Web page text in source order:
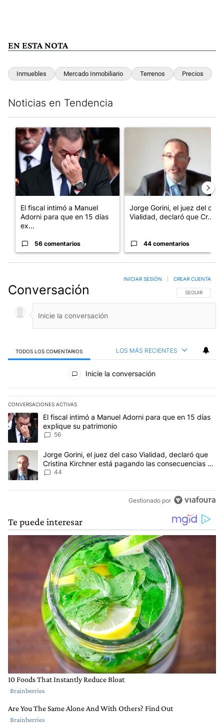
EN ESTA NOTA
Inmuebles Mercado Inmobiliario Terrenos Precios
Noticias en Tendencia
Un artículo de tendencia con el título "El fiscal intimó a
El fiscal intimó a Manuel
Adorni para que en 15 días
ex...
56 comentarios
Jorge Gorini, el juez del caso
Vialidad, declaró que Cr...
44 comentarios
Conversación SIGA ESTA
SEGUIR
INICIAR SESIÓN CREAR CUENTA
TODOS LOS COMENTARIOS LOS MÁS RECIENTES
Todos los comentarios
Inicie la conversación
CONVERSACIONES ACTIVAS
Este listado muestra los artículos con más comentarios en los
Un artículo de tendencia con el título "El fiscal intimó a Manuel
El fiscal intimó a Manuel Adorni para que en 15 días
explique su patrimonio
56
Un artículo de tendencia con el título "Jorge Gorini, el juez del
Jorge Gorini, el juez del caso Vialidad, declaró que
Cristina Kirchner está pagando las consecuencias de
cometer "un delito comprobado"
44
Gestionado por